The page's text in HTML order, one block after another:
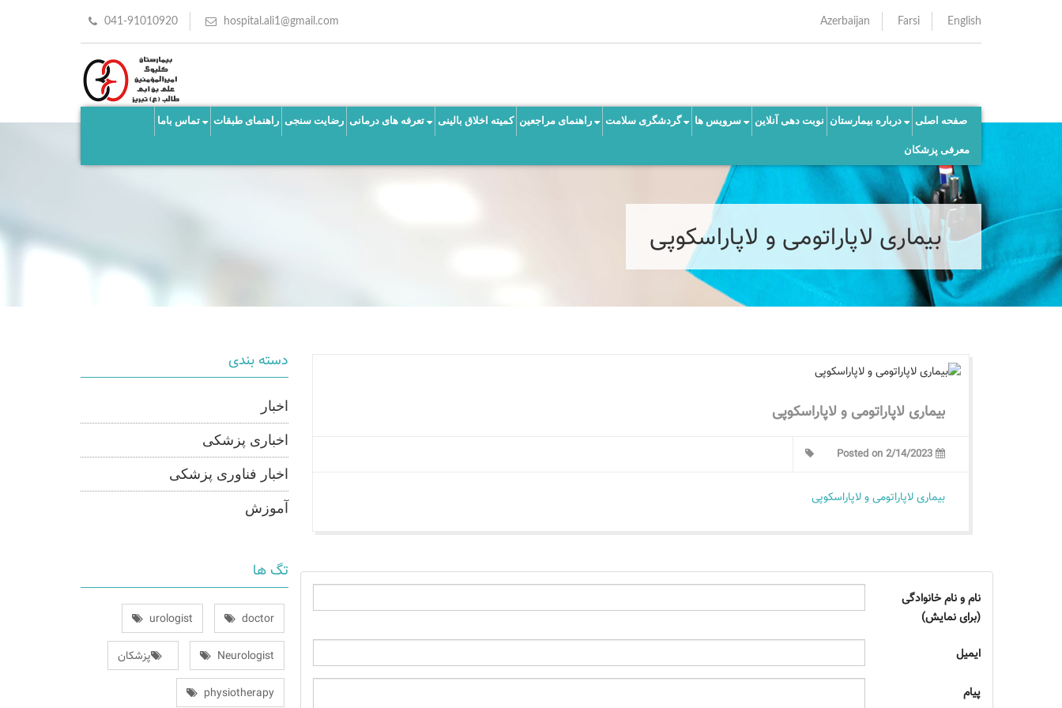
English
Farsi
Azerbaijan
hospital.ali1@gmail.com
041-91010920
صفحه اصلی درباره بیمارستان نوبت دهی آنلاین سرویس ها گردشگری سلامت راهنمای مراجعین کمیته اخلاق بالینی تعرفه های درمانی رضایت سنجی راهنمای طبقات تماس باما
معرفی پزشکان
بیماری لاپاراتومی و لاپاراسکوپی
بیماری لاپاراتومی و لاپاراسکوپی
بیماری لاپاراتومی و لاپاراسکوپی
نام و نام خانوادگی
(برای نمایش)
ایمیل
پیام
دسته بندی
اخبار
اخباری پزشکی
اخبار فناوری پزشکی
آموزش
تگ ها
doctor
urologist
Neurologist پزشکان
physiotherapy